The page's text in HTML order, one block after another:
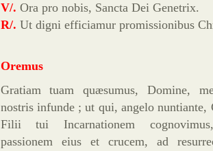
V/. Ora pro nobis, Sancta Dei Genetrix.
R/. Ut digni efficiamur promissionibus
Oremus
Gratiam tuam quæsumus, Domine,
nostris infunde ; ut qui, angelo nuntiante,
Filii tui Incarnationem
passionem eius et crucem, ad